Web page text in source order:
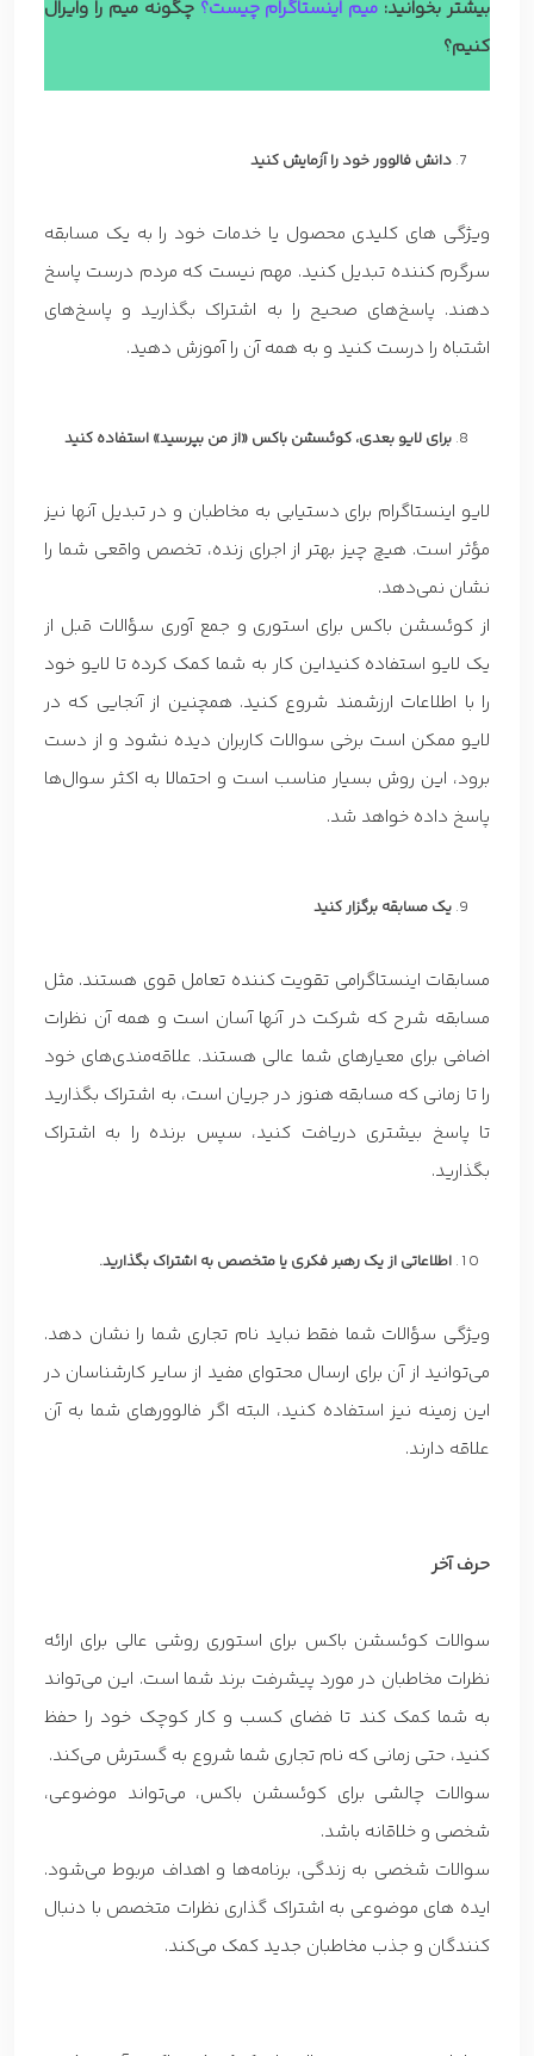
بیشتر بخوانید: میم اینستاگرام چیست؟ چگونه میم را وایرال
کنیم؟
دانش فالوور خود را آزمایش کنید
ویژگی های کلیدی محصول یا خدمات خود را به یک مسابقه
سرگرم کننده تبدیل کنید. مهم نیست که مردم درست پاسخ
دهند. پاسخ‌های صحیح را به اشتراک بگذارید و پاسخ‌های
اشتباه را درست کنید و به همه آن را آموزش دهید.
برای لایو بعدی، کوئسشن باکس «از من بپرسید» استفاده کنید
لایو اینستاگرام برای دستیابی به مخاطبان و در تبدیل آنها نیز
مؤثر است. هیچ چیز بهتر از اجرای زنده، تخصص واقعی شما را
نشان نمی‌دهد.
از کوئسشن باکس برای استوری و جمع آوری سؤالات قبل از
یک لایو استفاده کنیداین کار به شما کمک کرده تا لایو خود
را با اطلاعات ارزشمند شروع کنید. همچنین از آنجایی که در
لایو ممکن است برخی سوالات کاربران دیده نشود و از دست
برود، این روش بسیار مناسب است و احتمالا به اکثر سوال‌ها
پاسخ داده خواهد شد.
یک مسابقه برگزار کنید
مسابقات اینستاگرامی تقویت کننده تعامل قوی هستند. مثل
مسابقه شرح که شرکت در آنها آسان است و همه آن نظرات
اضافی برای معیارهای شما عالی هستند. علاقه‌مندی‌های خود
را تا زمانی که مسابقه هنوز در جریان است، به اشتراک بگذارید
تا پاسخ بیشتری دریافت کنید، سپس برنده را به اشتراک
بگذارید.
اطلاعاتی از یک رهبر فکری یا متخصص به اشتراک بگذارید.
ویژگی سؤالات شما فقط نباید نام تجاری شما را نشان دهد.
می‌توانید از آن برای ارسال محتوای مفید از سایر کارشناسان در
این زمینه نیز استفاده کنید، البته اگر فالوورهای شما به آن
علاقه دارند.
حرف آخر
سوالات کوئسشن باکس برای استوری روشی عالی برای ارائه
نظرات مخاطبان در مورد پیشرفت برند شما است. این می‌تواند
به شما کمک کند تا فضای کسب و کار کوچک خود را حفظ
کنید، حتی زمانی که نام تجاری شما شروع به گسترش می‌کند.
سوالات چالشی برای کوئسشن باکس، می‌تواند موضوعی،
شخصی و خلاقانه باشد.
سوالات شخصی به زندگی، برنامه‌ها و اهداف مربوط می‌شود.
ایده های موضوعی به اشتراک گذاری نظرات متخصص با دنبال
کنندگان و جذب مخاطبان جدید کمک می‌کند.